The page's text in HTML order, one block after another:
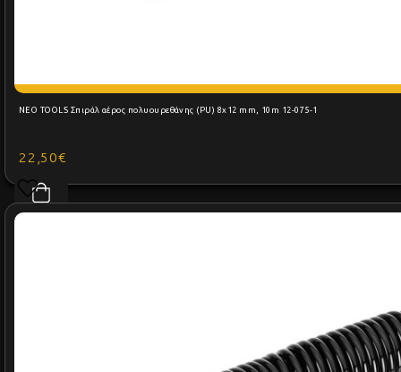
NEO TOOLS Σπιράλ αέρος πολυουρεθάνης (PU) 8x12 mm, 10m 12-075-1
22,50€